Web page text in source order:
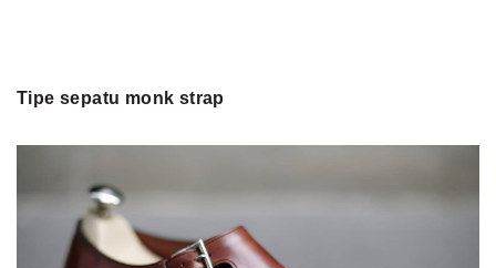
Tipe sepatu monk strap